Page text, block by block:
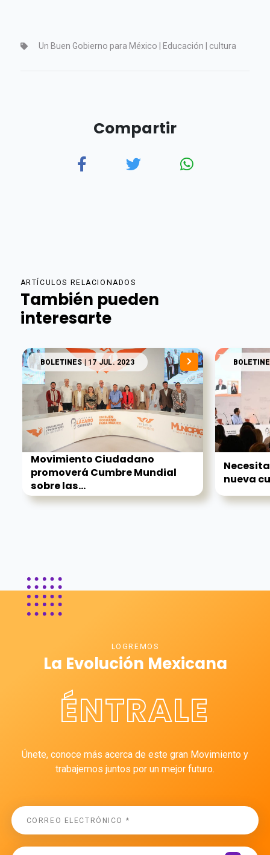
Un Buen Gobierno para México | Educación | cultura
Compartir
ARTÍCULOS RELACIONADOS
También pueden
interesarte
BOLETINES| 17 JUL. 2023
Movimiento Ciudadano
promoverá Cumbre Mundial
sobre las...
nueva
LOGREMOS
La Evolución Mexicana
ÉNTRALE
Únete, conoce más acerca de este gran Movimiento y
trabajemos juntos por un mejor futuro.